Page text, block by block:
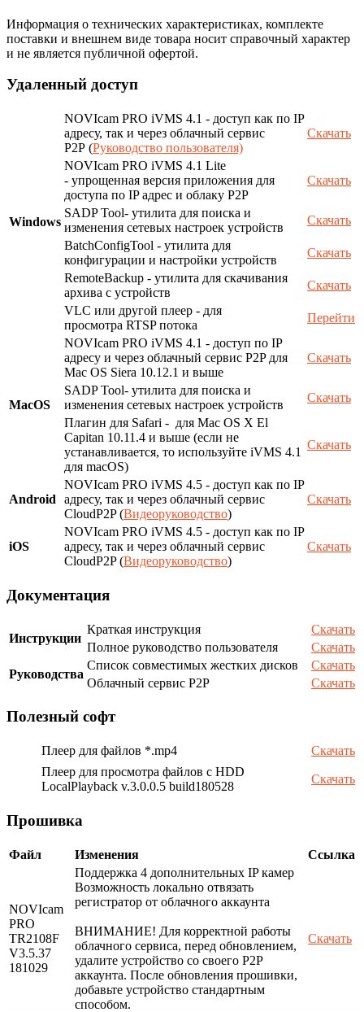
Информация о технических характеристиках, комплекте
поставки и внешнем виде товара носит справочный характер
и не является публичной офертой.
Удаленный доступ
Windows
NOVIcam PRO iVMS 4.1 - доступ как по IP
адресу, так и через облачный сервис
P2P (Руководство пользователя)
Скачать
NOVIcam PRO iVMS 4.1 Lite
- упрощенная версия приложения для
доступа по IP адрес и облаку P2P
Скачать
SADP Tool- утилита для поиска и
изменения сетевых настроек устройств
Скачать
BatchConfigTool - утилита для
конфигурации и настройки устройств
Скачать
RemoteBackup - утилита для скачивания
архива с устройств
Скачать
VLC или другой плеер - для
просмотра RTSP потока
Перейти
MacOS
NOVIcam PRO iVMS 4.1 - доступ по IP
адресу и через облачный сервис P2P для
Mac OS Siera 10.12.1 и выше
Скачать
SADP Tool- утилита для поиска и
изменения сетевых настроек устройств
Скачать
Плагин для Safari - для Mac OS X El
Capitan 10.11.4 и выше (если не
устанавливается, то используйте iVMS 4.1
для macOS)
Скачать
Android
NOVIcam PRO iVMS 4.5 - доступ как по IP
адресу, так и через облачный сервис
CloudP2P (Видеоруководство)
Скачать
iOS
NOVIcam PRO iVMS 4.5 - доступ как по IP
адресу, так и через облачный сервис
CloudP2P (Видеоруководство)
Скачать
Документация
Инструкции
Краткая инструкция
Скачать
Полное руководство пользователя
Скачать
Руководства
Список совместимых жестких дисков
Скачать
Облачный сервис P2P
Скачать
Полезный софт
Плеер для файлов *.mp4
Скачать
Плеер для просмотра файлов с HDD
LocalPlayback v.3.0.0.5 build180528
Скачать
Прошивка
Файл Изменения Ссылка
NOVIcam
PRO
TR2108F
V3.5.37
181029
Поддержка 4 дополнительных IP камер
Возможность локально отвязать
регистратор от облачного аккаунта
ВНИМАНИЕ! Для корректной работы
облачного сервиса, перед обновлением,
удалите устройство со своего P2P
аккаунта. После обновления прошивки,
добавьте устройство стандартным
способом.
Скачать